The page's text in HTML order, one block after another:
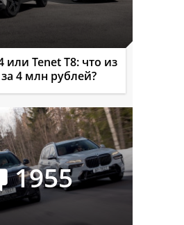
или Tenet T8: что из
4 млн рублей?
1955